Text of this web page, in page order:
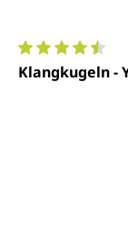
Klangkugeln -